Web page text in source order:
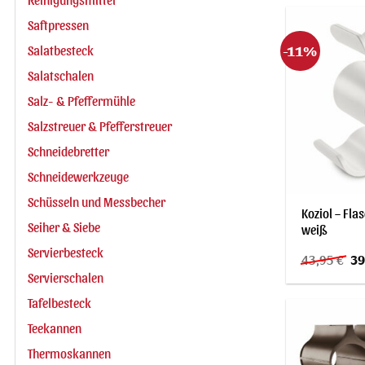
Saftpressen
Salatbesteck
Salatschalen
Salz- & Pfeffermühle
Salzstreuer & Pfefferstreuer
Schneidebretter
Schneidewerkzeuge
Schüsseln und Messbecher
Seiher & Siebe
Servierbesteck
Servierschalen
Tafelbesteck
Teekannen
Thermoskannen
-11%
Koziol –
weiß
43,95€